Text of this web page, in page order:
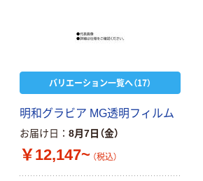
バリエーション一覧へ（17）
明和グラビア MG透明フィルム
お届け日 8月7日（金）
￥12,147~ （税込）